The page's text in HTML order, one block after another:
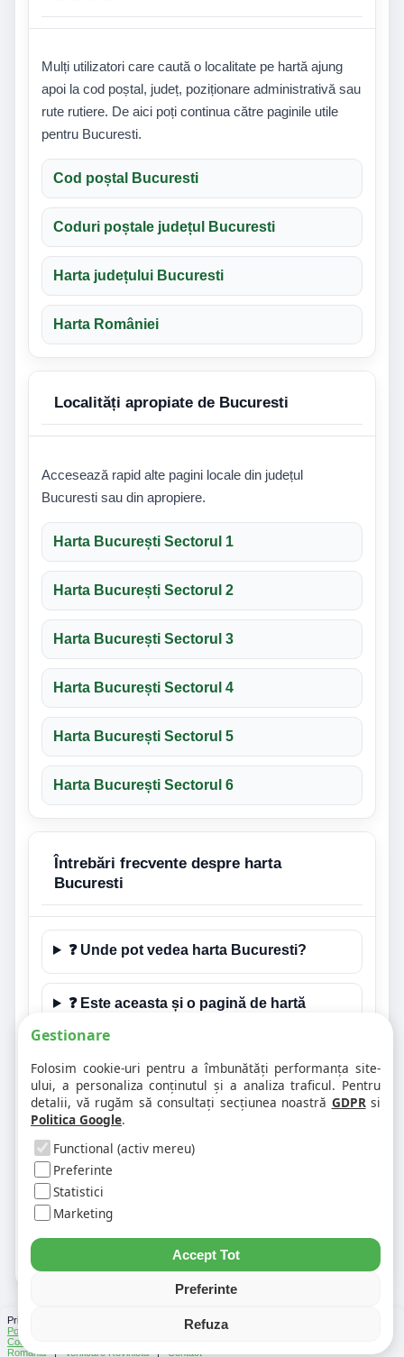
Mulți utilizatori care caută o localitate pe hartă ajung
apoi la cod poștal, județ, poziționare administrativă sau
rute rutiere. De aici poți continua către paginile utile
pentru Bucuresti.
Cod poștal Bucuresti
Coduri poștale județul Bucuresti
Harta județului Bucuresti
Harta României
Localități apropiate de Bucuresti
Accesează rapid alte pagini locale din județul
Bucuresti sau din apropiere.
Harta București Sectorul 1
Harta București Sectorul 2
Harta București Sectorul 3
Harta București Sectorul 4
Harta București Sectorul 5
Harta București Sectorul 6
Întrebări frecvente despre harta
Bucuresti
❓ Unde pot vedea harta Bucuresti?
❓ Este aceasta și o pagină de hartă
❓ Pot calcula distanțe rutiere din
Bucuresti?
❓ Unde găsesc codul poștal pentru
Bucuresti?
❓ Ce alte informații locale vor fi
Prin folosirea Chat-ului Privabon, intelegem ca esti de acord cu
Politica de confidentialitate
TestelefacuteCe urmeaza
Cod Postal
România|Verificare Rovinieta|Contact
Gestionare
Folosim cookie-uri pentru a îmbunătăți performanța site-
ului, a personaliza conținutul și a analiza traficul. Pentru
detalii, vă rugăm să consultați secțiunea noastră GDPRsi
Politica Google.
Functional (activ mereu)
Preferinte
Statistici
Marketing
Accept Tot
Preferinte
Refuza